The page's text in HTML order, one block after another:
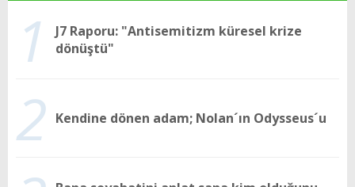
1
J7 Raporu: "Antisemitizm küresel krize
dönüştü"
2 Kendine dönen adam; Nolan´ın Odysseus´u